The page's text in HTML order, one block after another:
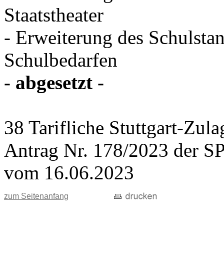
Staatstheater
- Erweiterung des
Schulbedarfen
- abgesetzt -
38 Tarifliche Stuttgart-
Antrag Nr. 178/2023 der
vom 16.06.2023
zum Seitenanfang